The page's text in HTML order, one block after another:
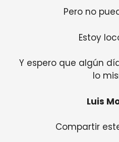
Pero no
Estoy
Y espero que algún
lo
Luis
Compartir